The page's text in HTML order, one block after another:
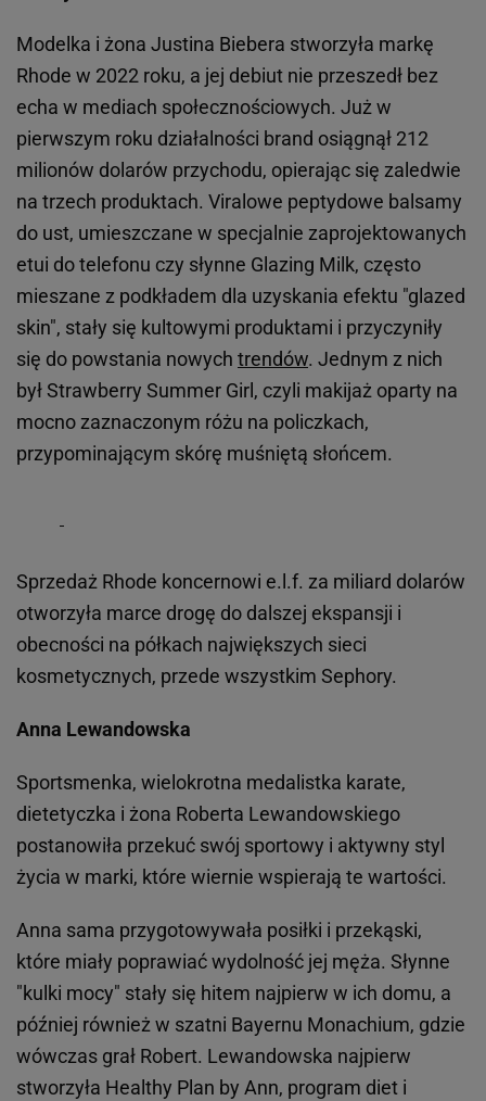
Modelka i żona Justina Biebera stworzyła markę
Rhode w 2022 roku, a jej debiut nie przeszedł bez
echa w mediach społecznościowych. Już w
pierwszym roku działalności brand osiągnął 212
milionów dolarów przychodu, opierając się zaledwie
na trzech produktach. Viralowe peptydowe balsamy
do ust, umieszczane w specjalnie zaprojektowanych
etui do telefonu czy słynne Glazing Milk, często
mieszane z podkładem dla uzyskania efektu "glazed
skin", stały się kultowymi produktami i przyczyniły
się do powstania nowych trendów. Jednym z nich
był Strawberry Summer Girl, czyli makijaż oparty na
mocno zaznaczonym różu na policzkach,
przypominającym skórę muśniętą słońcem.
Sprzedaż Rhode koncernowi e.l.f. za miliard dolarów
otworzyła marce drogę do dalszej ekspansji i
obecności na półkach największych sieci
kosmetycznych, przede wszystkim Sephory.
Anna Lewandowska
Sportsmenka, wielokrotna medalistka karate,
dietetyczka i żona Roberta Lewandowskiego
postanowiła przekuć swój sportowy i aktywny styl
życia w marki, które wiernie wspierają te wartości.
Anna sama przygotowywała posiłki i przekąski,
które miały poprawiać wydolność jej męża. Słynne
"kulki mocy" stały się hitem najpierw w ich domu, a
później również w szatni Bayernu Monachium, gdzie
wówczas grał Robert. Lewandowska najpierw
stworzyła Healthy Plan by Ann, program diet i